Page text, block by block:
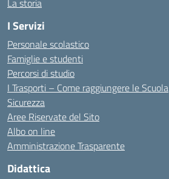
La storia
I Servizi
Personale scolastico
Famiglie e studenti
Percorsi di studio
I Trasporti – Come raggiungere le Scuola
Sicurezza
Aree Riservate del Sito
Albo on line
Amministrazione Trasparente
Didattica